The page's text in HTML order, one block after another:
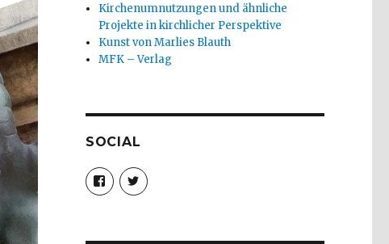
Kirchenumnutzungen und ähnliche
Projekte in kirchlicher Perspektive
Kunst von Marlies Blauth
MFK – Verlag
SOCIAL
Profil
von
christoph.fleischer1
anzeigen
Profil
von
anzeigen